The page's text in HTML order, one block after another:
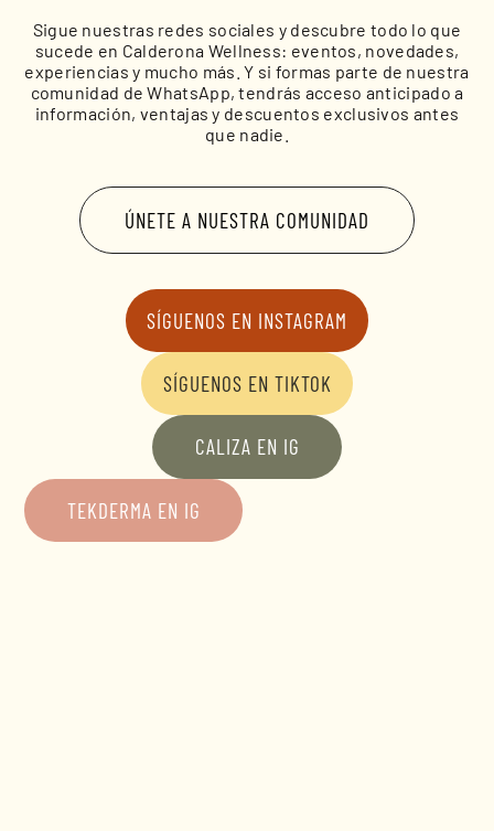
Sigue nuestras redes sociales y descubre todo lo que
sucede en Calderona Wellness: eventos, novedades,
experiencias y mucho más. Y si formas parte de nuestra
comunidad de WhatsApp, tendrás acceso anticipado a
información, ventajas y descuentos exclusivos antes
que nadie.
ÚNETE A NUESTRA COMUNIDAD
SÍGUENOS EN TIKTOK
CALIZA EN IG
TEKDERMA EN IG
SÍGUENOS EN INSTAGRAM